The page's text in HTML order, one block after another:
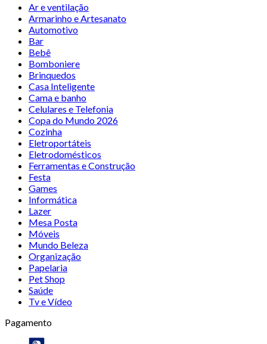
Ar e ventilação
Armarinho e Artesanato
Automotivo
Bar
Bebê
Bomboniere
Brinquedos
Casa Inteligente
Cama e banho
Celulares e Telefonia
Copa do Mundo 2026
Cozinha
Eletroportáteis
Eletrodomésticos
Ferramentas e Construção
Festa
Games
Informática
Lazer
Mesa Posta
Móveis
Mundo Beleza
Organização
Papelaria
Pet Shop
Saúde
Tv e Vídeo
Pagamento